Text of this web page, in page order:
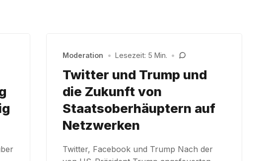
Moderation • Lesezeit: 5 Min. •
Twitter und Trump und
die Zukunft von
Staatsoberhäuptern auf
Netzwerken
Twitter, Facebook und Trump Nach der